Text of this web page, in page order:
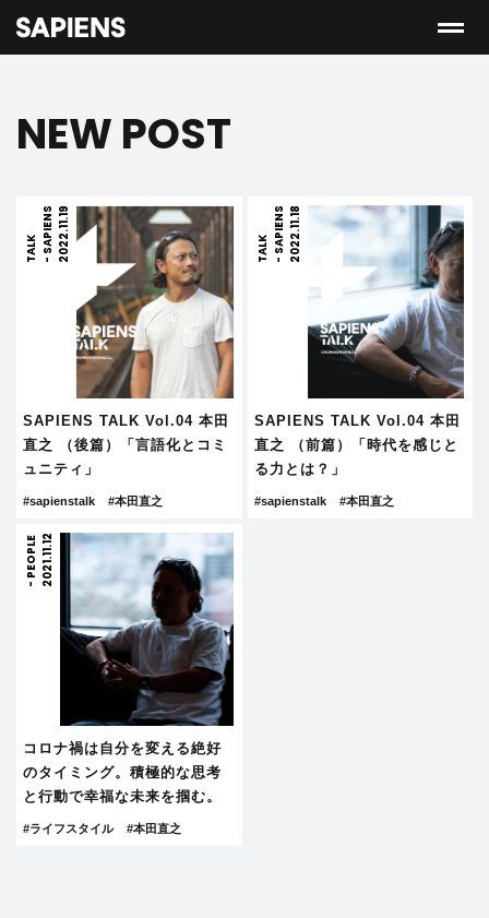
NEW POST
2022.11.19
-
S
A
P
I
E
N
S
T
A
L
K
SAPIENS TALK Vol.04 本田
直之 （後篇）「言語化とコミ
ュニティ」
#sapienstalk #本田直之
2022.11.18
-
S
A
P
I
E
N
S
T
A
L
K
SAPIENS TALK Vol.04 本田
直之 （前篇）「時代を感じと
る力とは？」
#sapienstalk #本田直之
2021.11.12
-
PEOPLE
コロナ禍は自分を変える絶好
のタイミング。積極的な思考
と行動で幸福な未来を掴む。
#ライフスタイル #本田直之